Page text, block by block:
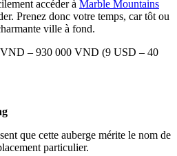
accéder à Marble Mountains
Prenez donc votre temps, car tôt ou
ville à fond.
– 930 000 VND (9 USD – 40
que cette auberge mérite le nom de
particulier.